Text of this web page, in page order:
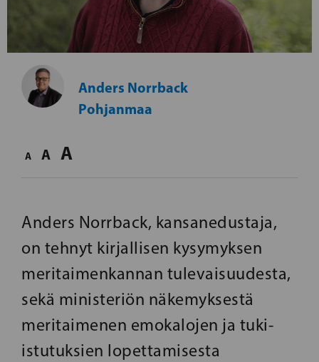
Anders Norrback
Pohjanmaa
A A A
Anders Norrback, kansanedustaja,
on tehnyt kirjallisen kysymyksen
meritaimenkannan tulevaisuudesta,
sekä ministeriön näkemyksestä
meritaimenen emokalojen ja tuki-
istutuksien lopettamisesta